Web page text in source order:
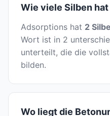
Wie viele Silben
Adsorptions hat 2
Wort ist in 2
unterteilt, die die
bilden.
Wo liegt die